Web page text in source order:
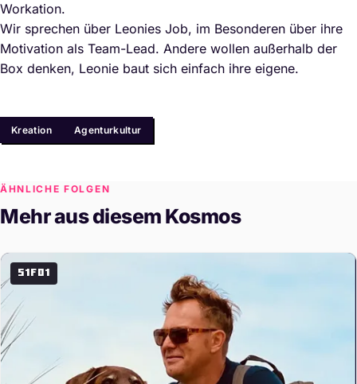
Workation.
Wir sprechen über Leonies Job, im Besonderen über ihre
Motivation als Team-Lead. Andere wollen außerhalb der
Box denken, Leonie baut sich einfach ihre eigene.
Themen
Kreation Agenturkultur
ÄHNLICHE FOLGEN
Mehr aus diesem Kosmos
S1F01